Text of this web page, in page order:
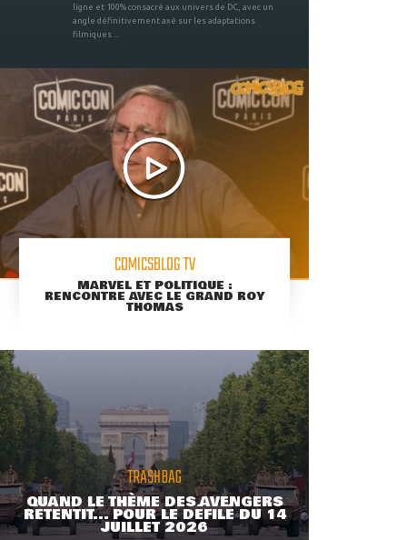
ligne et 100% consacré aux univers de DC, avec un
angle définitivement axé sur les adaptations
filmiques ...
COMICSBLOG TV
MARVEL ET POLITIQUE :
RENCONTRE AVEC LE GRAND ROY
THOMAS
TRASHBAG
QUAND LE THÈME DES AVENGERS
RETENTIT... POUR LE DÉFILÉ DU 14
JUILLET 2026